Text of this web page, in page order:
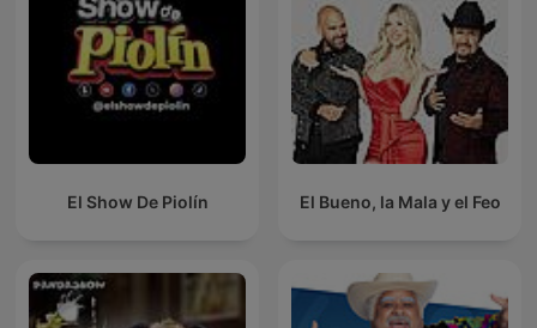
El Show De Piolín El Bueno, la Mala y el Feo